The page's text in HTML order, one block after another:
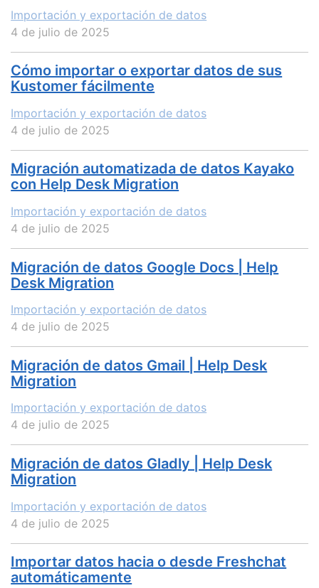
Importación y exportación de datos
4 de julio de 2025
Cómo importar o exportar datos de sus
Kustomer fácilmente
Importación y exportación de datos
4 de julio de 2025
Migración automatizada de datos Kayako
con Help Desk Migration
Importación y exportación de datos
4 de julio de 2025
Migración de datos Google Docs | Help
Desk Migration
Importación y exportación de datos
4 de julio de 2025
Migración de datos Gmail | Help Desk
Migration
Importación y exportación de datos
4 de julio de 2025
Migración de datos Gladly | Help Desk
Migration
Importación y exportación de datos
4 de julio de 2025
Importar datos hacia o desde Freshchat
automáticamente